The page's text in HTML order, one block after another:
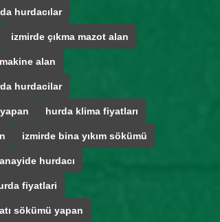
hurdacılar
izmirde çıkma mazot alan
alan
hurdacilar
hurda klima fiyatları
izmirde bina yıkım sökümü
hurdacı
fiyatlari
sökümü yapan